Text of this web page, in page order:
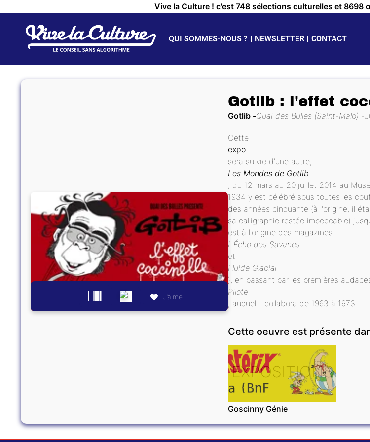
Vive la Culture ! c'est 748 sélections culturelles et 8698
QUI SOMMES-NOUS ? NEWSLETTER CONTACT
J’aime
Gotlib : l'effet
Gotlib Quai des Bulles (Saint-Malo)
Cette
expo
sera suivie d'une autre,
Les Mondes de Gotlib
, du 12 mars au 20 juillet 2014 au
1934 y est célébré sous toutes les
des années cinquante (à l'origine, il
sa calligraphie restée impeccable)
est à l'origine des magazines
L'Écho des Savanes
et
Fluide Glacial
), en passant par les premières
Pilote
, auquel il collabora de 1963 à 1973.
Cette oeuvre est présente
EXPOSITIONS
Goscinny Génie